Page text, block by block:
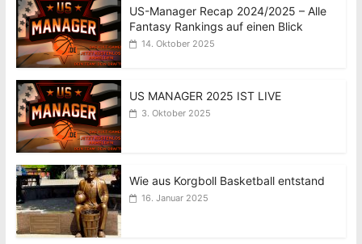
US-Manager Recap 2024/2025 – Alle
Fantasy Rankings auf einen Blick
14. Oktober 2025
US MANAGER 2025 IST LIVE
3. Oktober 2025
Wie aus Korgboll Basketball entstand
16. Januar 2025